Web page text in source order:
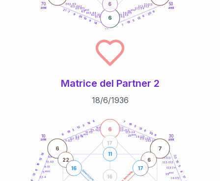
50
anni
60
70
anni
51-52,5
52,5-53,5
53,5-54
56-57,5
57,5-58,5
58,5-59
61-62,5
62,5-63,5
63,5-64
66-67,5
67,5-68,5
68,5-69
9
20
6
13
5
19
7
14
8
10
20
9
7
21
6
6
55anni
65anni
Matrice del Partner 2
18/6/1936
10
anni
30
anni
3,5-4
6-7,5
7,5-8,5
8,5-9
11-12,5
12,5-13,5
13,5-14
16-17,5
17,5-18,5
18,5-19 21-22,5
22,5-23,5
23,5-24
26-27,5
27,5-28,5
28,5-29
31-32,5
32,5-33,5
33,5-34
36-37,5
6
12
6
18
12
18
6
18 3
12
3
18 6 7
19 5
13
6
20
9
22
15
5
8
17
6
6 7
17
11
16
22
16
6
17
5anni
15 anni 25anni
35anni